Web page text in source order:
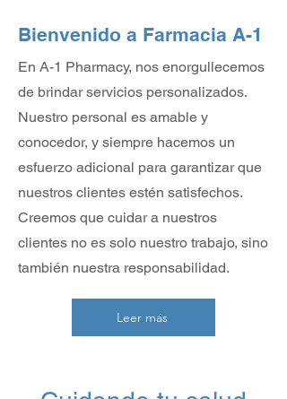
Bienvenido a Farmacia A-1
En A-1 Pharmacy, nos enorgullecemos
de brindar servicios personalizados.
Nuestro personal es amable y
conocedor, y siempre hacemos un
esfuerzo adicional para garantizar que
nuestros clientes estén satisfechos.
Creemos que cuidar a nuestros
clientes no es solo nuestro trabajo, sino
también nuestra responsabilidad.
Leer más